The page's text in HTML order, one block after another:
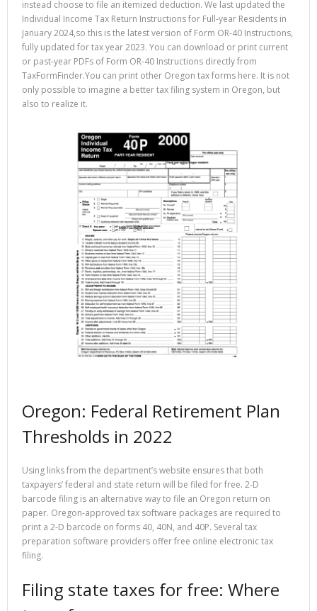
instead choose to file an itemized deduction. We last updated the
Individual Income Tax Return Instructions for Full-year Residents in
January 2024,so this is the latest version of Form OR-40 Instructions,
fully updated for tax year 2023. You can download or print current
or past-year PDFs of Form OR-40 Instructions directly from
TaxFormFinder.You can print other Oregon tax forms here. It is not
only possible to imagine a better tax filing system in Oregon, but
also to realize it.
Oregon: Federal Retirement Plan
Thresholds in 2022
Using links from the department’s website ensures that both
taxpayers’ federal and state return will be filed for free. ​2-D
barcode filing is an alternative way to file an Oregon return on
paper. Oregon-approved tax software packages are required to
print a 2-D barcode on forms 40, 40N, and 40P. Several tax
preparation software providers offer free online electronic tax
filing.
Filing state taxes for free: Where